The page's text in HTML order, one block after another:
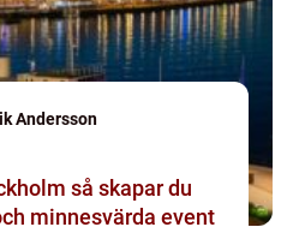
Andersson
skapar du
minnesvärda event